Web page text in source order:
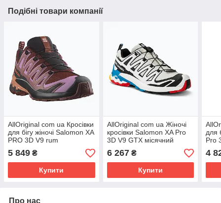
Подібні товари компанії
AllOriginal com ua Кросівки
для бігу жіночі Salomon XA
PRO 3D V9 rum
raisin/orchid
bouquet/canyon clay
РОЗМІРИ
5 849 ₴
Купити
AllOriginal com ua Жіночі
кросівки Salomon XA Pro
3D V9 GTX місячний
камінь/білий/чорний
РОЗМІРИ ЗАПИТУЙТЕ
6 267₴
Купити
для
Pro
4
Про нас